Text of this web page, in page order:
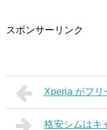
スポンサーリンク
Xperia がフリ
格安シムはキ